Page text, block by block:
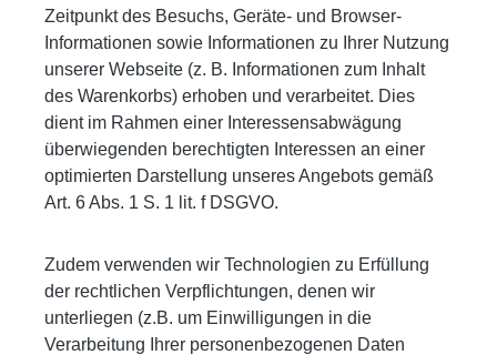
Zeitpunkt des Besuchs, Geräte- und Browser-
Informationen sowie Informationen zu Ihrer Nutzung
unserer Webseite (z. B. Informationen zum Inhalt
des Warenkorbs) erhoben und verarbeitet. Dies
dient im Rahmen einer Interessensabwägung
überwiegenden berechtigten Interessen an einer
optimierten Darstellung unseres Angebots gemäß
Art. 6 Abs. 1 S. 1 lit. f DSGVO.
Zudem verwenden wir Technologien zu Erfüllung
der rechtlichen Verpflichtungen, denen wir
unterliegen (z.B. um Einwilligungen in die
Verarbeitung Ihrer personenbezogenen Daten